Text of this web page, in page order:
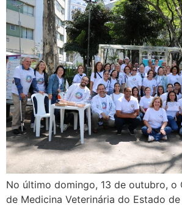
No último domingo, 13 de outubro, o
de Medicina Veterinária do Estado de